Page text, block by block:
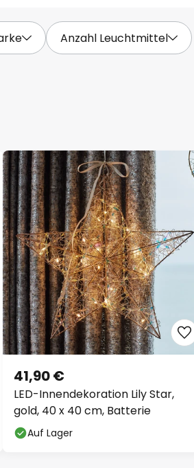
Anzahl Leuchtmittel
LED-Innendekoration Lily Star,
gold, 40 x 40 cm, Batterie
41,90 €
Auf Lager